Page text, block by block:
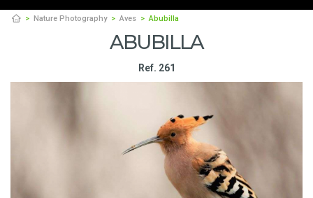
Nature Photography Aves Abubilla
ABUBILLA
Ref. 261